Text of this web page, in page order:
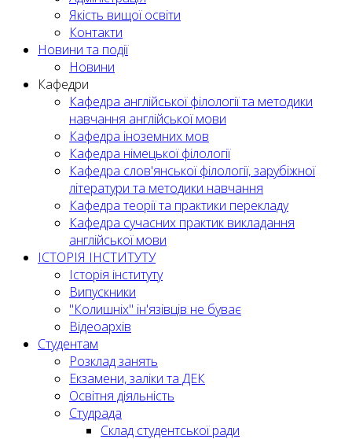
Якість вищої освіти
Контакти
Новини та події
Новини
Кафедри
Кафедра англійської філології та методики
навчання англійської мови
Кафедра іноземних мов
Кафедра німецької філології
Кафедра слов'янської філології, зарубіжної
літератури та методики навчання
Кафедра теорії та практики перекладу
Кафедра сучасних практик викладання
англійської мови
ІСТОРІЯ ІНСТИТУТУ
Історія інституту
Випускники
"Колишніх" ін'язівців не буває
Відеоархів
Студентам
Розклад занять
Екзамени, заліки та ДЕК
Освітня діяльність
Студрада
Склад студентської ради